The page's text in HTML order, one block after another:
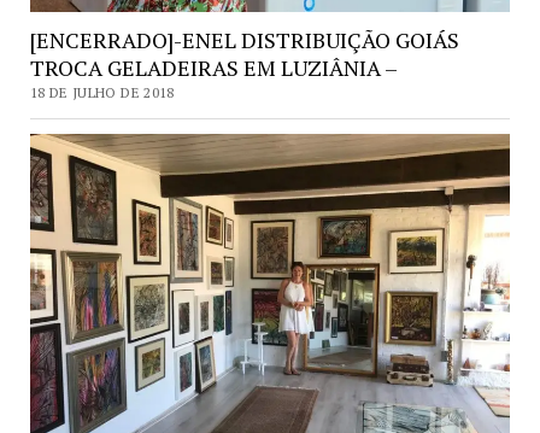
[ENCERRADO]-ENEL DISTRIBUIÇÃO GOIÁS
TROCA GELADEIRAS EM LUZIÂNIA –
18 DE JULHO DE 2018